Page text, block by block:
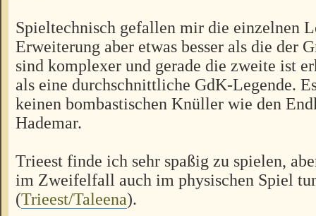
Spieltechnisch gefallen mir die einzelnen
Erweiterung aber etwas besser als die der
sind komplexer und gerade die zweite ist
als eine durchschnittliche GdK-Legende.
keinen bombastischen Knüller wie den
Hademar.
Trieest finde ich sehr spaßig zu spielen,
im Zweifelfall auch im physischen Spiel
(Trieest/Taleena).